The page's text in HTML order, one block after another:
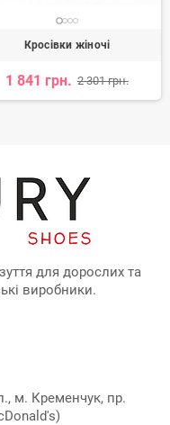
Кросівки жіночі
1 841 грн. 2 301 грн.
для дорослих та
виробники.
м. Кременчук, пр.